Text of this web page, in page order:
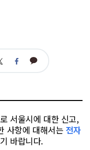
페 카
서울시에 대한 신고,
사항에 대해서는 전자
바랍니다.